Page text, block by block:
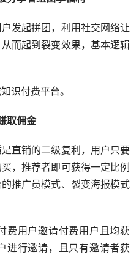
发起拼团，利用社交网络让
而起到裂变效果，基本逻辑
识付费平台。
取佣金
直销的二级复利，用户只要
，推荐者即可获得一定比例
推广员模式、裂变海报模式
费用户邀请付费用户且均获
进行邀请，且只有邀请者获